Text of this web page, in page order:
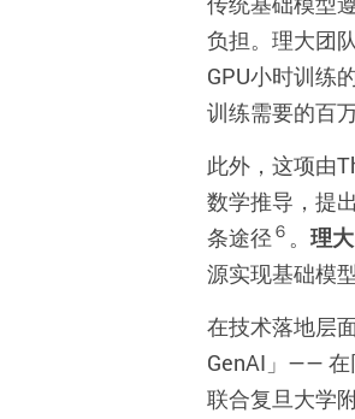
负担。理大团
GPU小时训练
训练需要的百
此外，这项由
数学推导，提
条途径６ 。 理大
源实现基础模
在技术落地层
GenAI 」 ——
联合复旦大学